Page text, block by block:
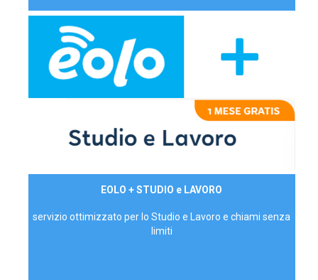
EOLO + STUDIO e LAVORO
servizio ottimizzato per lo Studio e Lavoro e chiami senza
limiti